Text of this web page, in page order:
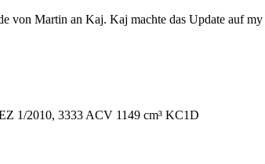
von Martin an Kaj. Kaj machte das Update auf
1/2010, 3333 ACV 1149 cm³ KC1D